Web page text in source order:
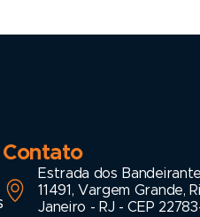
Contato
Estrada dos
11491, Vargem Grande,
Janeiro - RJ - CEP